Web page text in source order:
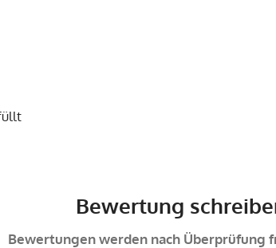
Bewertung
Bewertungen werden nach Überprüfung